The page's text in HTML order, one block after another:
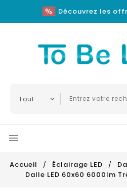
Découvrez les

Accueil Éclairage LED
Dalle LED 60x60 6000lm